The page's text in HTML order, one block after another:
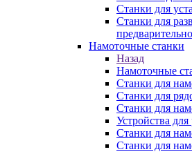
Станки для
Станки для
Намоточные станки
Назад
Намоточные
Станки для
Станки для
Станки для
Устройства
Станки для
Станки для